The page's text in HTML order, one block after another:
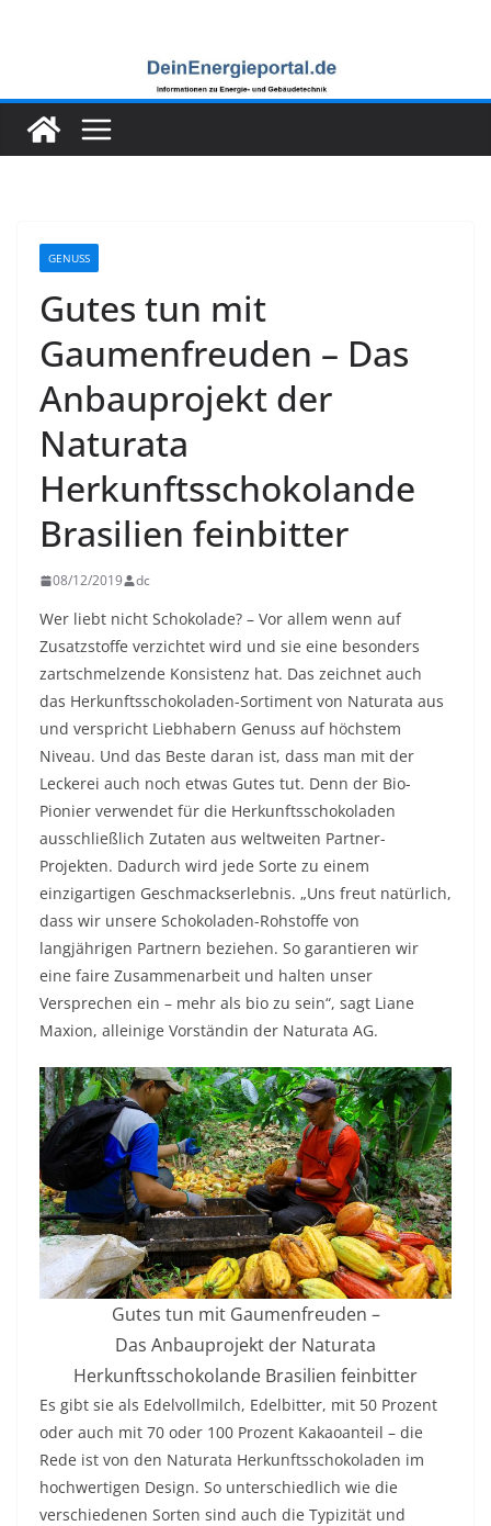
GENUSS
Gutes tun mit
Gaumenfreuden – Das
Anbauprojekt der
Naturata
Herkunftsschokolande
Brasilien feinbitter
08/12/2019 dc
Wer liebt nicht Schokolade? – Vor allem wenn auf
Zusatzstoffe verzichtet wird und sie eine besonders
zartschmelzende Konsistenz hat. Das zeichnet auch
das Herkunftsschokoladen-Sortiment von Naturata aus
und verspricht Liebhabern Genuss auf höchstem
Niveau. Und das Beste daran ist, dass man mit der
Leckerei auch noch etwas Gutes tut. Denn der Bio-
Pionier verwendet für die Herkunftsschokoladen
ausschließlich Zutaten aus weltweiten Partner-
Projekten. Dadurch wird jede Sorte zu einem
einzigartigen Geschmackserlebnis. „Uns freut natürlich,
dass wir unsere Schokoladen-Rohstoffe von
langjährigen Partnern beziehen. So garantieren wir
eine faire Zusammenarbeit und halten unser
Versprechen ein – mehr als bio zu sein“, sagt Liane
Maxion, alleinige Vorständin der Naturata AG.
Gutes tun mit Gaumenfreuden –
Das Anbauprojekt der Naturata
Herkunftsschokolande Brasilien feinbitter
Es gibt sie als Edelvollmilch, Edelbitter, mit 50 Prozent
oder auch mit 70 oder 100 Prozent Kakaoanteil – die
Rede ist von den Naturata Herkunftsschokoladen im
hochwertigen Design. So unterschiedlich wie die
verschiedenen Sorten sind auch die Typizität und